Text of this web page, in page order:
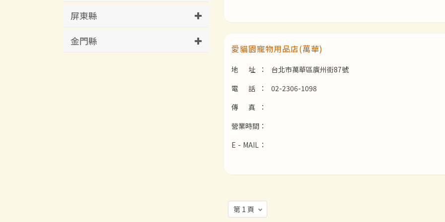
屏東縣
金門縣
愛貓園寵物用品店(萬華)
地 址：
台北市萬華區廣州街87號
電 話：
02-2306-1098
傳 真：
營業時間：
E - MAIL：